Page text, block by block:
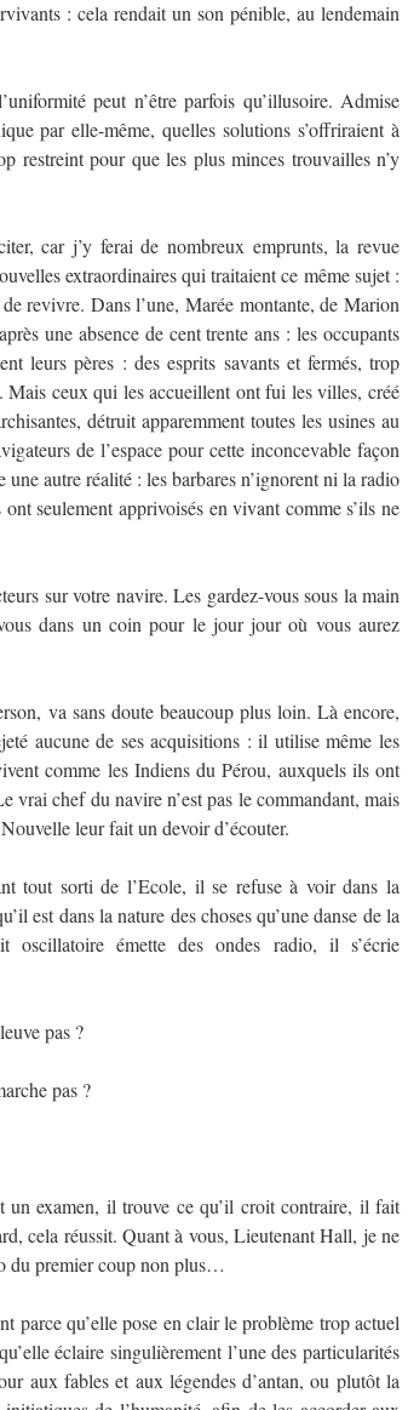
: cela rendait un son pénible, au lendemain
peut n’être parfois qu’illusoire. Admise
par elle-même, quelles solutions s’offriraient à
restreint pour que les plus minces trouvailles n’y
car j’y ferai de nombreux emprunts, la revue
extraordinaires qui traitaient ce même sujet :
revivre. Dans l’une, Marée montante, de Marion
une absence de cent trente ans : les occupants
leurs pères : des esprits savants et fermés, trop
ceux qui les accueillent ont fui les villes, créé
détruit apparemment toutes les usines au
de l’espace pour cette inconcevable façon
autre réalité : les barbares n’ignorent ni la radio
seulement apprivoisés en vivant comme s’ils ne
sur votre navire. Les gardez-vous sous la main
dans un coin pour le jour jour où vous aurez
va sans doute beaucoup plus loin. Là encore,
aucune de ses acquisitions : il utilise même les
comme les Indiens du Pérou, auxquels ils ont
vrai chef du navire n’est pas le commandant, mais
leur fait un devoir d’écouter.
tout sorti de l’Ecole, il se refuse à voir dans la
est dans la nature des choses qu’une danse de la
émette des ondes radio, il s’écrie
pas ?
pas ?
examen, il trouve ce qu’il croit contraire, il fait
cela réussit. Quant à vous, Lieutenant Hall, je ne
du premier coup non plus…
parce qu’elle pose en clair le problème trop actuel
éclaire singulièrement l’une des particularités
aux fables et aux légendes d’antan, ou plutôt la